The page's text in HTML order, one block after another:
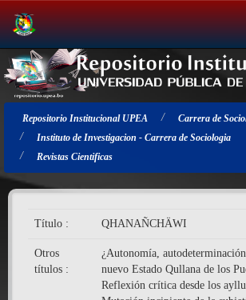
Salir
de
la
navegación
Repositorio Institucional UPEA
Carrera de
Instituto de Investigacion - Carrera de Sociologia
Revistas Cientificas
Título : QHANAÑCHÄWI
Otros
títulos :
¿Autonomía,
nuevo Estado Qullana de los
Reflexión crítica desde los